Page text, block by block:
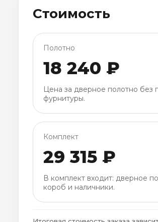
Стоимость
Полотно
18 240 ₽
Цена за дверное полотно без
фурнитуры.
Комплект
29 315 ₽
В комплект входит: дверное
короб и наличники.